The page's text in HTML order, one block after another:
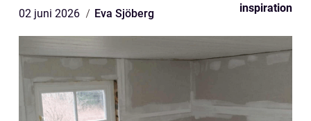
02 juni 2026 Eva Sjöberg inspiration